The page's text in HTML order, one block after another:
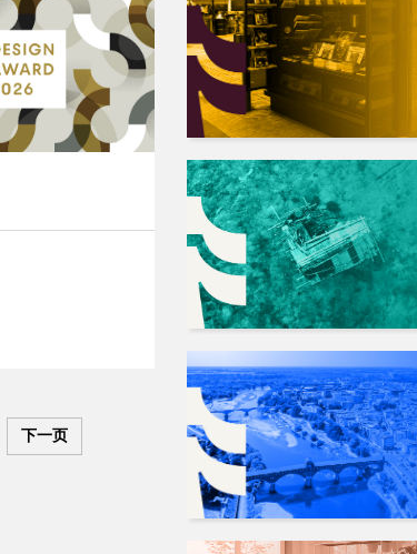
下一页